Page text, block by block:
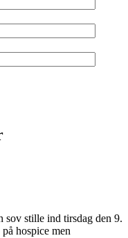
sov stille ind tirsdag den 9.
hospice men